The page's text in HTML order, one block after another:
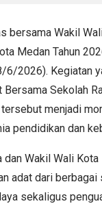
bersama Wakil
Medan Tahun
6/2026). Kegiatan
Sekolah
menjadi
pendidikan dan
Wakil Wali Kota
adat dari berbagai
sekaligus